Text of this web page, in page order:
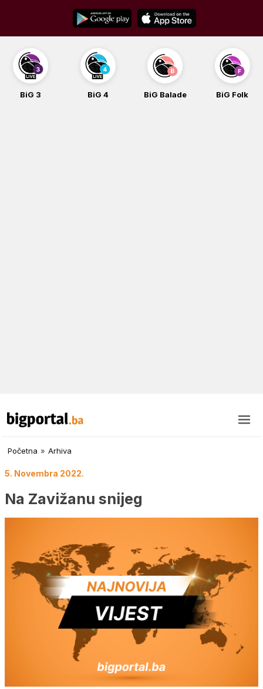
content
BiG 3 BiG 4 BiG Balade BiG Folk
Početna » Arhiva
5. Novembra 2022.
Na Zavižanu snijeg